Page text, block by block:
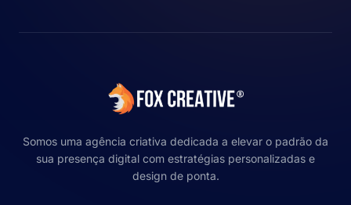
Somos uma agência criativa dedicada a elevar o padrão da
sua presença digital com estratégias personalizadas e
design de ponta.